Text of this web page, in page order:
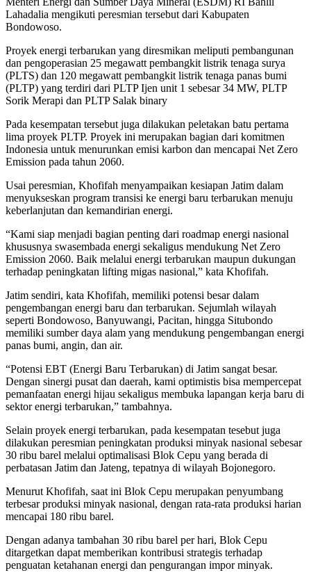
Lahadalia mengikuti peresmian tersebut dari Kabupaten
Bondowoso.
Proyek energi terbarukan yang diresmikan meliputi pembangunan
dan pengoperasian 25 megawatt pembangkit listrik tenaga surya
(PLTS) dan 120 megawatt pembangkit listrik tenaga panas bumi
(PLTP) yang terdiri dari PLTP Ijen unit 1 sebesar 34 MW, PLTP
Sorik Merapi dan PLTP Salak binary
Pada kesempatan tersebut juga dilakukan peletakan batu pertama
lima proyek PLTP. Proyek ini merupakan bagian dari komitmen
Indonesia untuk menurunkan emisi karbon dan mencapai Net Zero
Emission pada tahun 2060.
Usai peresmian, Khofifah menyampaikan kesiapan Jatim dalam
menyukseskan program transisi ke energi baru terbarukan menuju
keberlanjutan dan kemandirian energi.
“Kami siap menjadi bagian penting dari roadmap energi nasional
khususnya swasembada energi sekaligus mendukung Net Zero
Emission 2060. Baik melalui energi terbarukan maupun dukungan
terhadap peningkatan lifting migas nasional,” kata Khofifah.
Jatim sendiri, kata Khofifah, memiliki potensi besar dalam
pengembangan energi baru dan terbarukan. Sejumlah wilayah
seperti Bondowoso, Banyuwangi, Pacitan, hingga Situbondo
memiliki sumber daya alam yang mendukung pengembangan energi
panas bumi, angin, dan air.
“Potensi EBT (Energi Baru Terbarukan) di Jatim sangat besar.
Dengan sinergi pusat dan daerah, kami optimistis bisa mempercepat
pemanfaatan energi hijau sekaligus membuka lapangan kerja baru di
sektor energi terbarukan,” tambahnya.
Selain proyek energi terbarukan, pada kesempatan tesebut juga
dilakukan peresmian peningkatan produksi minyak nasional sebesar
30 ribu barel melalui optimalisasi Blok Cepu yang berada di
perbatasan Jatim dan Jateng, tepatnya di wilayah Bojonegoro.
Menurut Khofifah, saat ini Blok Cepu merupakan penyumbang
terbesar produksi minyak nasional, dengan rata-rata produksi harian
mencapai 180 ribu barel.
Dengan adanya tambahan 30 ribu barel per hari, Blok Cepu
ditargetkan dapat memberikan kontribusi strategis terhadap
penguatan ketahanan energi dan pengurangan impor minyak.